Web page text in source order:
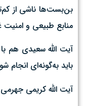
بن‌بست‌ها ناشی از
منابع طبیعی و امنیت
آیت الله سعیدی هم
باید به‌گونه‌ای انجام
آیت الله کریمی